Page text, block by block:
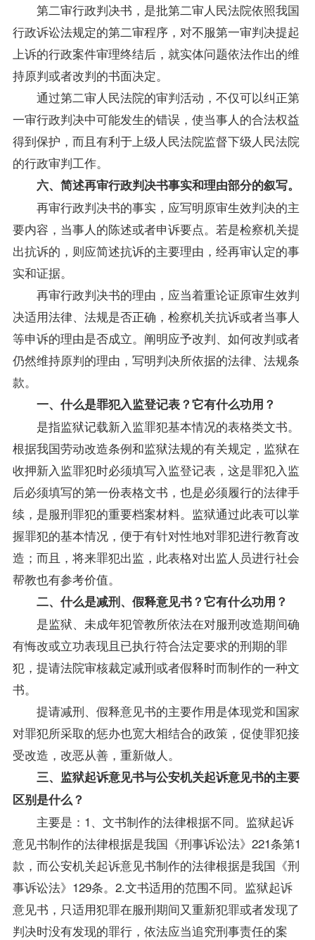
第二审行政判决书，是批第二审人民法院依照我国
行政诉讼法规定的第二审程序，对不服第一审判决提起
上诉的行政案件审理终结后，就实体问题依法作出的维
持原判或者改判的书面决定。
通过第二审人民法院的审判活动，不仅可以纠正第
一审行政判决中可能发生的错误，使当事人的合法权益
得到保护，而且有利于上级人民法院监督下级人民法院
的行政审判工作。
六、简述再审行政判决书事实和理由部分的叙写。
再审行政判决书的事实，应写明原审生效判决的主
要内容，当事人的陈述或者申诉要点。若是检察机关提
出抗诉的，则应简述抗诉的主要理由，经再审认定的事
实和证据。
再审行政判决书的理由，应当着重论证原审生效判
决适用法律、法规是否正确，检察机关抗诉或者当事人
等申诉的理由是否成立。阐明应予改判、如何改判或者
仍然维持原判的理由，写明判决所依据的法律、法规条
款。
一、什么是罪犯入监登记表？它有什么功用？
是指监狱记载新入监罪犯基本情况的表格类文书。
根据我国劳动改造条例和监狱法规的有关规定，监狱在
收押新入监罪犯时必须填写入监登记表，这是罪犯入监
后必须填写的第一份表格文书，也是必须履行的法律手
续，是服刑罪犯的重要档案材料。监狱通过此表可以掌
握罪犯的基本情况，便于有针对性地对罪犯进行教育改
造；而且，将来罪犯出监，此表格对出监人员进行社会
帮教也有参考价值。
二、什么是减刑、假释意见书？它有什么功用？
是监狱、未成年犯管教所依法在对服刑改造期间确
有悔改或立功表现且已执行符合法定要求的刑期的罪
犯，提请法院审核裁定减刑或者假释时而制作的一种文
书。
提请减刑、假释意见书的主要作用是体现党和国家
对罪犯所采取的惩办也宽大相结合的政策 ，促使罪犯接
受改造，改恶从善，重新做人。
三、监狱起诉意见书与公安机关起诉意见书的主要
区别是什么？
主要是：1、文书制作的法律根据不同。监狱起诉
意见书制作的法律根据是我国《刑事诉讼法》221条第1
款，而公安机关起诉意见书制作的法律根据是我国《刑
事诉讼法》129条。2.文书适用的范围不同。监狱起诉
意见书，只适用犯罪在服刑期间又重新犯罪或者发现了
判决时没有发现的罪行，依法应当追究刑事责任的案